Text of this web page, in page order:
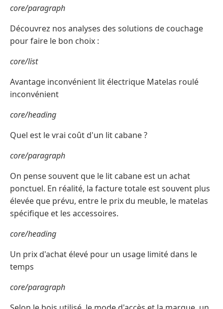
core/paragraph
Découvrez nos analyses des solutions de couchage
pour faire le bon choix :
core/list
Avantage inconvénient lit électrique Matelas roulé
inconvénient
core/heading
Quel est le vrai coût d'un lit cabane ?
core/paragraph
On pense souvent que le lit cabane est un achat
ponctuel. En réalité, la facture totale est souvent plus
élevée que prévu, entre le prix du meuble, le matelas
spécifique et les accessoires.
core/heading
Un prix d'achat élevé pour un usage limité dans le
temps
core/paragraph